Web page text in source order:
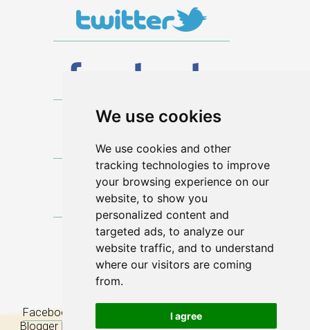
We use cookies
We use cookies and other
tracking technologies to improve
your browsing experience on our
website, to show you
personalized content and
targeted ads, to analyze our
website traffic, and to understand
where our visitors are coming
from.
I agree
Prof. Ignazio Marino
Facebook Youtube
Blogger| Google Scholar|Instagram|Pinterest|Cornell